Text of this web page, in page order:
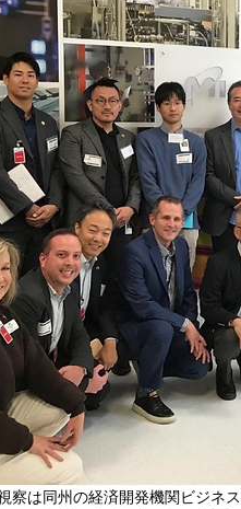
察は同州の経済開発機関ビジネ